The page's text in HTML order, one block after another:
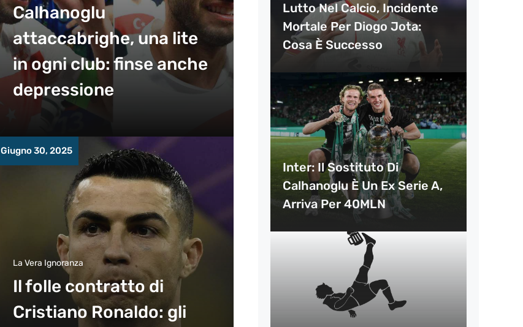
Calhanoglu
attaccabrighe, una lite
in ogni club: finse anche
depressione
Giugno 30, 2025
La Vera Ignoranza
Il folle contratto di
Cristiano Ronaldo: gli
Lutto Nel Calcio, Incidente
Mortale Per Diogo Jota:
Cosa È Successo
Inter: Il Sostituto Di
Calhanoglu È Un Ex Serie A,
Arriva Per 40MLN